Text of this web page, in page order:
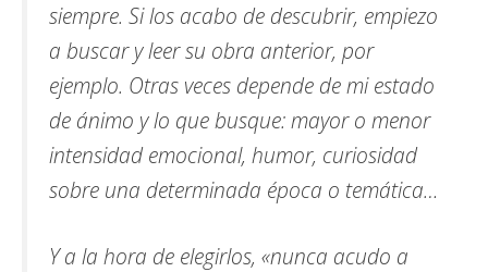
siempre. Si los acabo de descubrir, empiezo
a buscar y leer su obra anterior, por
ejemplo. Otras veces depende de mi estado
de ánimo y lo que busque: mayor o menor
intensidad emocional, humor, curiosidad
sobre una determinada época o temática…
Y a la hora de elegirlos, «nunca acudo a